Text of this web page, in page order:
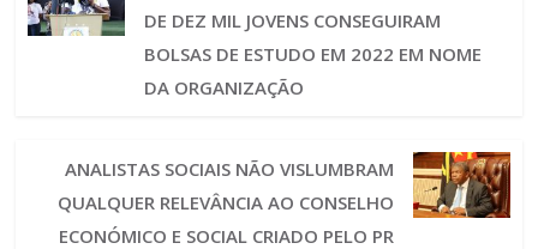
DE DEZ MIL JOVENS CONSEGUIRAM
BOLSAS DE ESTUDO EM 2022 EM NOME
DA ORGANIZAÇÃO
ANALISTAS SOCIAIS NÃO VISLUMBRAM
QUALQUER RELEVÂNCIA AO CONSELHO
ECONÓMICO E SOCIAL CRIADO PELO PR